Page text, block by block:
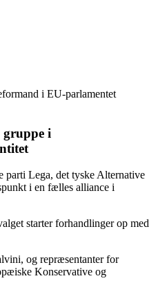
i EU-parlamentet
gruppe i
parti Lega, det tyske Alternative
i en fælles alliance i
starter forhandlinger op med
og repræsentanter for
Konservative og